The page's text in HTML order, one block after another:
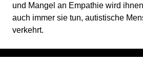
und Mangel an Empathie wird
auch immer sie tun, autistische
verkehrt.